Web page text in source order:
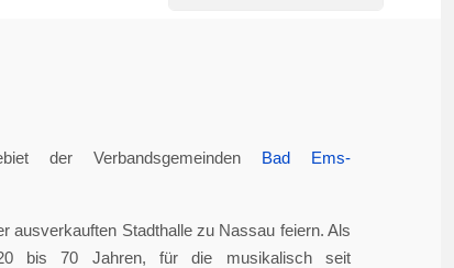
der Verbandsgemeinden Bad Ems-
ausverkauften Stadthalle zu Nassau feiern. Als
bis 70 Jahren, für die musikalisch seit